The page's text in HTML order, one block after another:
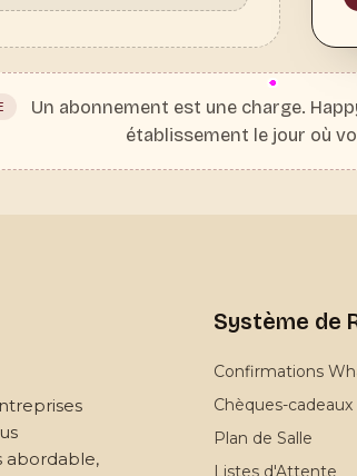
Un abonnement est une charge.
établissement le jour où
abordable,
Système de
Confirmations
Chèques-cadeaux
Plan de Salle
Listes d'Attente